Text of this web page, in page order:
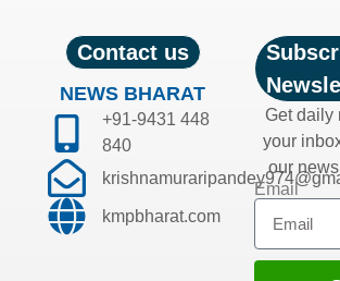
Contact us
NEWS BHARAT
+91-9431 448
840
kmpbharat.com
Get daily
your
our
Email